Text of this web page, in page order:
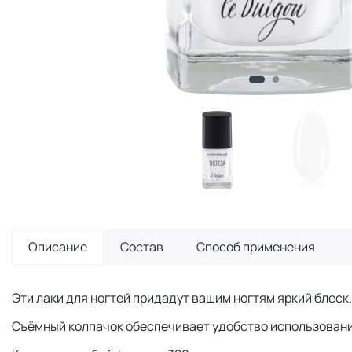
Описание Состав Способ применения
Эти лаки для ногтей придадут вашим ногтям яркий блеск.
Съёмный колпачок обеспечивает удобство